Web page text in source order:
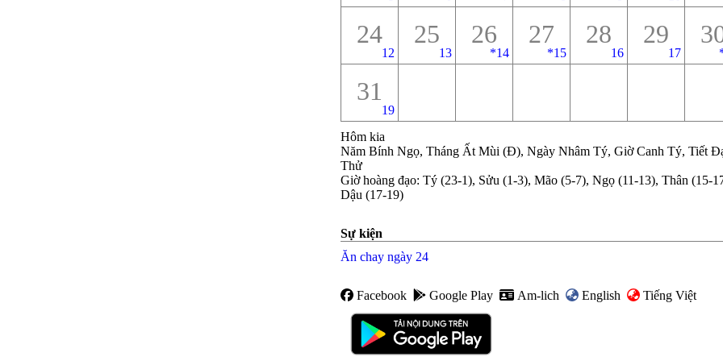
24
12
25
13
26
*14
27
*15
28
16
29
17
31
19
Hôm kia
Năm Bính Ngọ, Tháng Ất Mùi (Đ), Ngày Nhâm Tý, Giờ Canh Tý, Tiết
Thử
Giờ hoàng đạo: Tý (23-1), Sửu (1-3), Mão (5-7), Ngọ (11-13), Thân (15-
Dậu (17-19)
Sự kiện
Ăn chay ngày 24
Facebook Google Play Am-lich English Tiếng Việt